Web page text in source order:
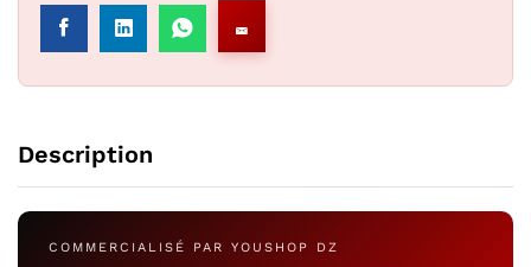
Description
COMMERCIALISÉ PAR YOUSHOP DZ